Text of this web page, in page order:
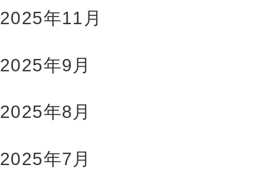
2025年11月
2025年9月
2025年8月
2025年7月